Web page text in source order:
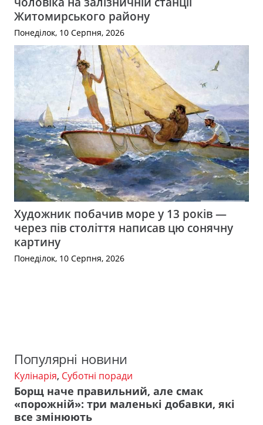
Житомирського району
Понеділок, 10 Серпня, 2026
Художник побачив море у 13 років —
через пів століття написав цю сонячну
картину
Понеділок, 10 Серпня, 2026
Популярні новини
Кулінарія, Суботні поради
Борщ наче правильний, але смак
«порожній»: три маленькі добавки, які
все змінюють